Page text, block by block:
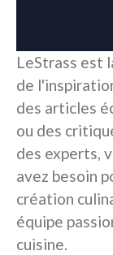
LeStrass est
de
des articles
ou des
des experts,
avez besoin
création
équipe
cuisine.